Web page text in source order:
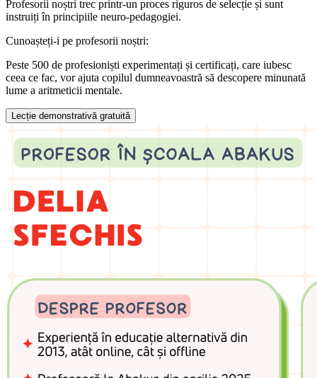
Profesorii noștri trec printr-un proces riguros de selecție și sunt
instruiți în principiile neuro-pedagogiei.
Cunoașteți-i pe profesorii noștri:
Peste 500 de profesioniști experimentați și certificați, care iubesc
ceea ce fac, vor ajuta copilul dumneavoastră să descopere minunată
lume a aritmeticii mentale.
Lecție demonstrativă gratuită